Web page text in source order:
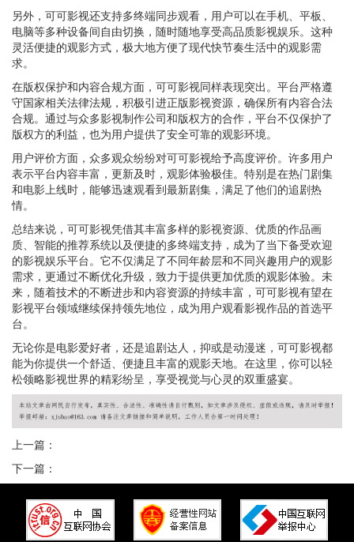
另外，可可影视还支持多终端同步观看，用户可以在手机、平板、
电脑等多种设备间自由切换，随时随地享受高品质影视娱乐。这种
灵活便捷的观影方式，极大地方便了现代快节奏生活中的观影需
求。
在版权保护和内容合规方面，可可影视同样表现突出。平台严格遵
守国家相关法律法规，积极引进正版影视资源，确保所有内容合法
合规。通过与众多影视制作公司和版权方的合作，平台不仅保护了
版权方的利益，也为用户提供了安全可靠的观影环境。
用户评价方面，众多观众纷纷对可可影视给予高度评价。许多用户
表示平台内容丰富，更新及时，观影体验极佳。特别是在热门剧集
和电影上线时，能够迅速观看到最新剧集，满足了他们的追剧热
情。
总结来说，可可影视凭借其丰富多样的影视资源、优质的作品画
质、智能的推荐系统以及便捷的多终端支持，成为了当下备受欢迎
的影视娱乐平台。它不仅满足了不同年龄层和不同兴趣用户的观影
需求，更通过不断优化升级，致力于提供更加优质的观影体验。未
来，随着技术的不断进步和内容资源的持续丰富，可可影视有望在
影视平台领域继续保持领先地位，成为用户观看影视作品的首选平
台。
无论你是电影爱好者，还是追剧达人，抑或是动漫迷，可可影视都
能为你提供一个舒适、便捷且丰富的观影天地。在这里，你可以轻
松领略影视世界的精彩纷呈，享受视觉与心灵的双重盛宴。
上一篇：
下一篇：